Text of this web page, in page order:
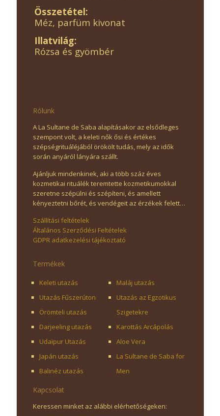
Összetétel:
Méz, parfüm kivonat
Illatvilág:
Rózsa és gyömbér
Rólunk
A La Sultane de Saba alapításakor az elsődleges
szempont volt, a keleti nők ősi és értékes
szépségrituáléjából örökölt tudás, mely az idők
során anyáról lányára szállt.
Ajánljuk mindenkinek, aki a több száz éves
kozmetikai rituálék teremtette kozmetikumokkal
szeretne szépülni és szépíteni, és amellett
kényeztetni bőrét, és vendégeit az érzékek felett…
Szállítási feltételek
Általános Szerződési Feltételek
GDPR adatkezelési tájékoztató
Termékek
Keleti utazás
Utazás Fűszerúton
Örömteli utazás
Darjeeling utazás
Udaïpur Utazás
Japán utazás
Balinéz utazás
Maláj utazás
Utazás az Egzotikus
Szigetekre
Karottás Arcápolás
Aloe Vera
La Sultane de Saba for
Men
Kapcsolat
Keressen minket az alábbi elérhetőségeken: